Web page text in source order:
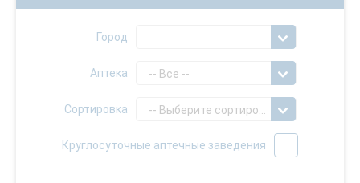
Город
Аптека -- Все --
Сортировка
Круглосуточные аптечные заведения